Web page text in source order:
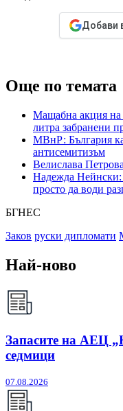
Добави
Още по темата
Мащабна акция
литра забранени
МВнР: България
антисемитизъм
Велислава
Надежда Нейнски:
просто да води
БГНЕС
Заков руски дипломати
Най-ново
Запасите на АЕЦ
седмици
07.08.2026